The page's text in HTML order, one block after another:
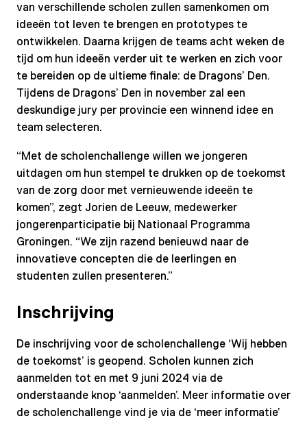
van verschillende scholen zullen samenkomen om
ideeën tot leven te brengen en prototypes te
ontwikkelen. Daarna krijgen de teams acht weken de
tijd om hun ideeën verder uit te werken en zich voor
te bereiden op de ultieme finale: de Dragons’ Den.
Tijdens de Dragons’ Den in november zal een
deskundige jury per provincie een winnend idee en
team selecteren.
“Met de scholenchallenge willen we jongeren
uitdagen om hun stempel te drukken op de toekomst
van de zorg door met vernieuwende ideeën te
komen”, zegt Jorien de Leeuw, medewerker
jongerenparticipatie bij Nationaal Programma
Groningen. “We zijn razend benieuwd naar de
innovatieve concepten die de leerlingen en
studenten zullen presenteren.”
Inschrijving
De inschrijving voor de scholenchallenge ‘Wij hebben
de toekomst’ is geopend. Scholen kunnen zich
aanmelden tot en met 9 juni 2024 via de
onderstaande knop ‘aanmelden’. Meer informatie over
de scholenchallenge vind je via de ‘meer informatie’